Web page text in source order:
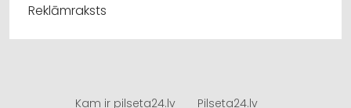
Reklāmraksts
Kam ir pilseta24.lv Pilseta24.lv